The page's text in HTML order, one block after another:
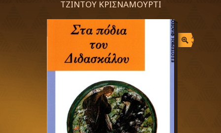
ΤΖΙΝΤΟΥ ΚΡΙΣΝΑΜΟΥΡΤΙ